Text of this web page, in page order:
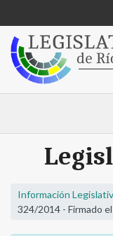
Información
324/2014 - Firmado